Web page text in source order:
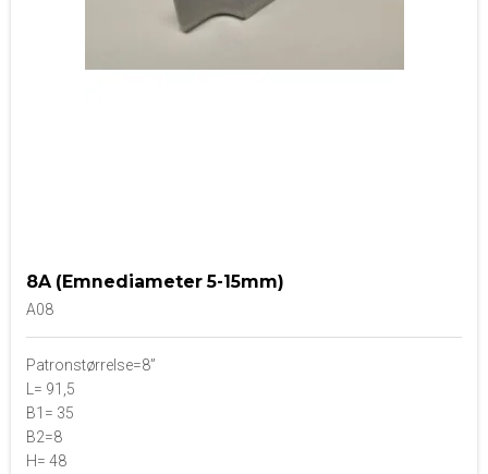
8A (Emnediameter 5-15mm)
A08
Patronstørrelse=8”
L= 91,5
B1= 35
B2=8
H= 48